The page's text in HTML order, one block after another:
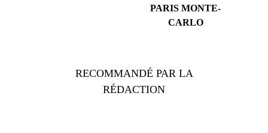
PARIS MONTE-
CARLO
RECOMMANDÉ PAR LA
RÉDACTION